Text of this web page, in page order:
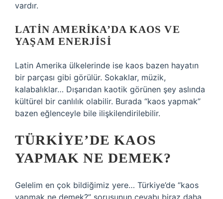
vardır.
LATIN AMERIKA’DA KAOS VE
YAŞAM ENERJISI
Latin Amerika ülkelerinde ise kaos bazen hayatın
bir parçası gibi görülür. Sokaklar, müzik,
kalabalıklar… Dışarıdan kaotik görünen şey aslında
kültürel bir canlılık olabilir. Burada “kaos yapmak”
bazen eğlenceyle bile ilişkilendirilebilir.
TÜRKIYE’DE KAOS
YAPMAK NE DEMEK?
Gelelim en çok bildiğimiz yere… Türkiye’de “kaos
yapmak ne demek?” sorusunun cevabı biraz daha